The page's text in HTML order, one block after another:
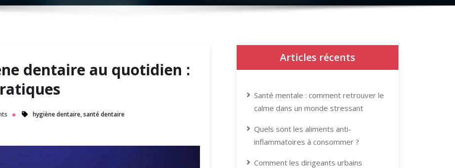
dentaire au quotidien :
hygiène dentaire,santé dentaire
Articles récents
Santé mentale : comment retrouver le
calme dans un monde stressant
Quels sont les aliments anti-
inflammatoires à consommer ?
Comment les dirigeants urbains